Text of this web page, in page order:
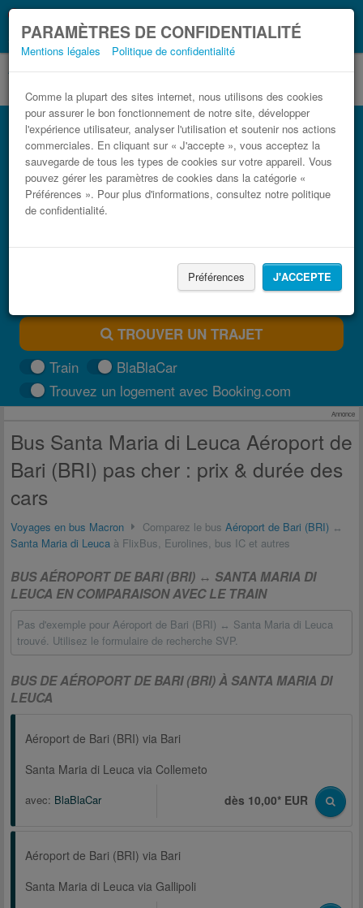
PARAMÈTRES DE CONFIDENTIALITÉ
Mentions légales Politique de confidentialité
Comme la plupart des sites internet, nous utilisons des cookies
pour assurer le bon fonctionnement de notre site, développer
l'expérience utilisateur, analyser l'utilisation et soutenir nos actions
commerciales. En cliquant sur « J'accepte », vous acceptez la
sauvegarde de tous les types de cookies sur votre appareil. Vous
pouvez gérer les paramètres de cookies dans la catégorie «
Préférences ». Pour plus d'informations, consultez notre politique
de confidentialité.
Préférences J'ACCEPTE
Coronavirus (COVID-19):Ce que vous devez
savoir, lorsque vous voyagez
Bus Aéroport de Bari (BRI) Santa Maria di
Leuca pas cher
Trouvez votre billet de bus moins cher
TROUVER UN TRAJET
Train
BlaBlaCar
Trouvez un logement avec Booking.com
Annonce
Bus Santa Maria di Leuca Aéroport de
Bari (BRI) pas cher : prix & durée des
cars
Voyages en bus Macron Comparez le bus Aéroport de Bari (BRI) ↔
Santa Maria di Leuca à FlixBus, Eurolines, bus IC et autres
BUS AÉROPORT DE BARI (BRI) ↔ SANTA MARIA DI
LEUCA EN COMPARAISON AVEC LE TRAIN
Pas d'exemple pour Aéroport de Bari (BRI) ↔ Santa Maria di Leuca
trouvé. Utilisez le formulaire de recherche SVP.
BUS DE AÉROPORT DE BARI (BRI) À SANTA MARIA DI
LEUCA
Aéroport de Bari (BRI) via Bari
Santa Maria di Leuca via Collemeto
avec: BlaBlaCar dès 10,00* EUR
Aéroport de Bari (BRI) via Bari
Santa Maria di Leuca via Gallipoli